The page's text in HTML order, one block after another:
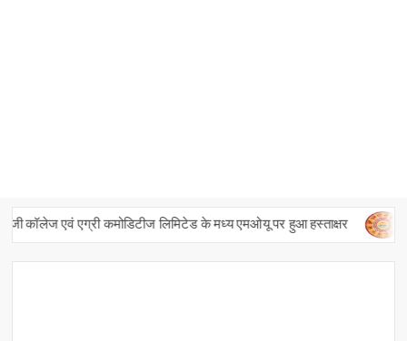
कॉलेज एवं एग्री कमोडिटीज लिमिटेड के मध्य एमओयू पर हुआ हस्ताक्षर